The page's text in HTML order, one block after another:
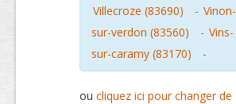
Villecroze (83690)
- Vinon-
sur-verdon (83560)
- Vins-
sur-caramy (83170)
-
ou cliquez ici pour changer de